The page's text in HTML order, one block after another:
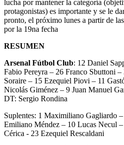
lucha por mantener la categoría
protagonistas) es importante y se le
pronto, el próximo lunes a partir de
por la 19na fecha
RESUMEN
Arsenal Fútbol Club: 12 Daniel
Fabio Pereyra – 26 Franco Sbuttoni –
Soraire – 15 Ezequiel Piovi – 11
Nicolás Giménez – 9 Juan Manuel
DT: Sergio Rondina
Suplentes: 1 Maximiliano Gagliardo
Emiliano Méndez – 10 Lucas Necul
Cérica - 23 Ezequiel Rescaldani